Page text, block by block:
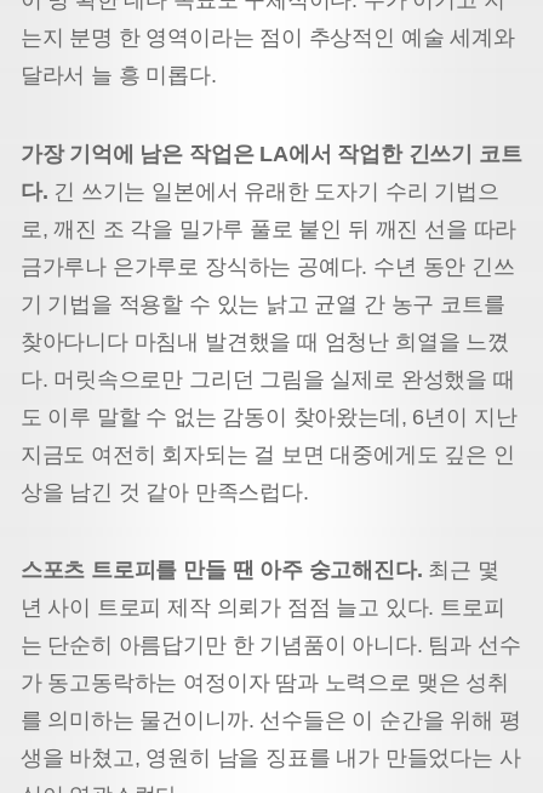
는지 분명 한 영역이라는 점이 추상적인 예술 세계와
달라서 늘 흥 미롭다.
가장 기억에 남은 작업은 LA에서 작업한 긴쓰기 코트
다. 긴 쓰기는 일본에서 유래한 도자기 수리 기법으
로, 깨진 조 각을 밀가루 풀로 붙인 뒤 깨진 선을 따라
금가루나 은가루로 장식하는 공예다. 수년 동안 긴쓰
기 기법을 적용할 수 있는 낡고 균열 간 농구 코트를
찾아다니다 마침내 발견했을 때 엄청난 희열을 느꼈
다. 머릿속으로만 그리던 그림을 실제로 완성했을 때
도 이루 말할 수 없는 감동이 찾아왔는데, 6년이 지난
지금도 여전히 회자되는 걸 보면 대중에게도 깊은 인
상을 남긴 것 같아 만족스럽다.
스포츠 트로피를 만들 땐 아주 숭고해진다. 최근 몇
년 사이 트로피 제작 의뢰가 점점 늘고 있다. 트로피
는 단순히 아름답기만 한 기념품이 아니다. 팀과 선수
가 동고동락하는 여정이자 땀과 노력으로 맺은 성취
를 의미하는 물건이니까. 선수들은 이 순간을 위해 평
생을 바쳤고, 영원히 남을 징표를 내가 만들었다는 사